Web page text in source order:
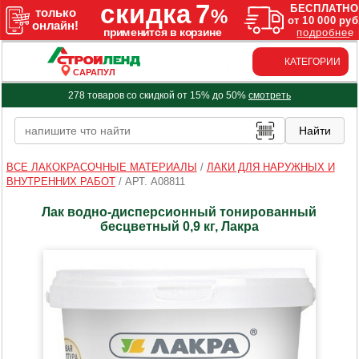
САРАПУЛ
КАТЕГОРИИ
278 товаров со скидкой от 15% до 50% смотреть
ВСЕ ЛАКОКРАСОЧНЫЕ МАТЕРИАЛЫ / ЛАКИ ДЛЯ НАРУЖНЫХ И
ВНУТРЕННИХ РАБОТ/ АРТ. A08811
Лак водно-дисперсионный тонированный
бесцветный 0,9 кг, Лакра